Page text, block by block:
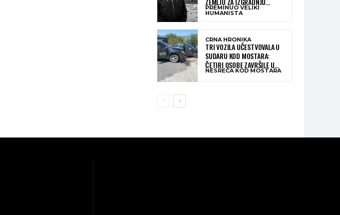
KATOLIČKE CRKVE U BUGOJNU
PREMINUO VELIKI
HUMANISTA
CRNA HRONIKA
TRI VOZILA UČESTVOVALA U
SUDARU KOD MOSTARA:
ČETIRI OSOBE ZAVRŠILE U
BOLNICI
NESREĆA KOD MOSTARA